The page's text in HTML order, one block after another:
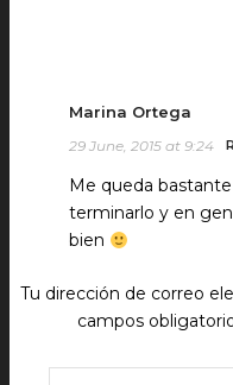
Marina Ortega
29 June, 2015 at 9:24
Me queda
terminarlo y en
bien
Tu dirección de correo
campos